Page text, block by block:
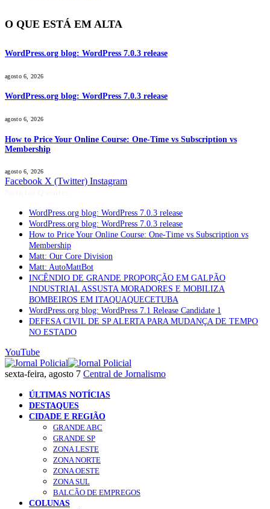
O QUE ESTÁ EM ALTA
WordPress.org blog: WordPress 7.0.3 release
agosto 6, 2026
WordPress.org blog: WordPress 7.0.3 release
agosto 6, 2026
How to Price Your Online Course: One-Time vs Subscription vs
Membership
agosto 6, 2026
Facebook X (Twitter) Instagram
WordPress.org blog: WordPress 7.0.3 release
WordPress.org blog: WordPress 7.0.3 release
How to Price Your Online Course: One-Time vs Subscription vs
Membership
Matt: Our Core Division
Matt: AutoMattBot
INCÊNDIO DE GRANDE PROPORÇÃO EM GALPÃO
INDUSTRIAL ASSUSTA MORADORES E MOBILIZA
BOMBEIROS EM ITAQUAQUECETUBA
WordPress.org blog: WordPress 7.1 Release Candidate 1
DEFESA CIVIL DE SP ALERTA PARA MUDANÇA DE TEMPO
NO ESTADO
YouTube
sexta-feira, agosto 7 Central de Jornalismo
ÚLTIMAS NOTÍCIAS
DESTAQUES
CIDADE E REGIÃO
GRANDE ABC
GRANDE SP
ZONA LESTE
ZONA NORTE
ZONA OESTE
ZONA SUL
BALCÃO DE EMPREGOS
COLUNAS